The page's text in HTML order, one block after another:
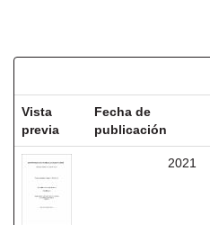
Vista
previa
Fecha de
publicación
2021